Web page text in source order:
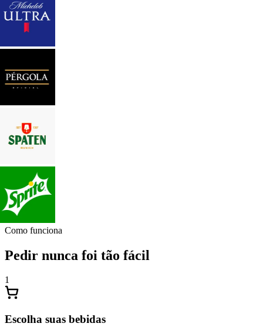
Como funciona
Pedir nunca foi tão fácil
1
Escolha suas bebidas